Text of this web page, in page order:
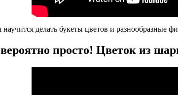
научится делать букеты цветов и
просто! Цветок из